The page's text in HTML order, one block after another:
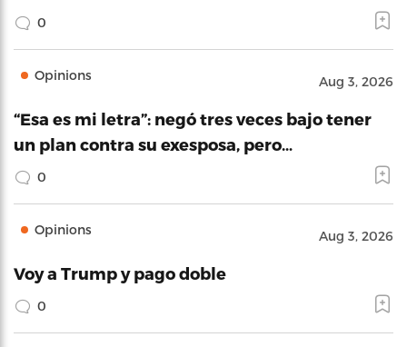
0
Opinions Aug 3, 2026
“Esa es mi letra”: negó tres veces bajo tener
un plan contra su exesposa, pero…
0
Opinions Aug 3, 2026
Voy a Trump y pago doble
0